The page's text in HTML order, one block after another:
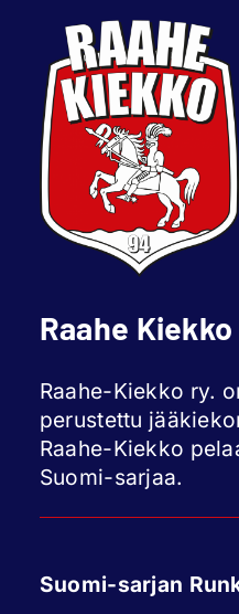
Raahe Kiekko
Raahe-Kiekko ry.
perustettu
Raahe-Kiekko
Suomi-sarjaa.
Suomi-sarjan